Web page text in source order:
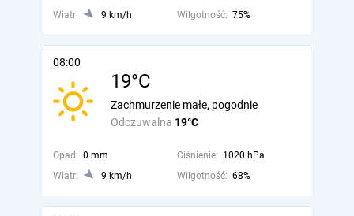
Wiatr: 9 km/h Wilgotność: 75%
08:00
19°C
Odczuwalna 19°C
Zachmurzenie małe, pogodnie
Opad: 0 mm Ciśnienie: 1020 hPa
Wiatr:
9 km/h Wilgotność: 68%